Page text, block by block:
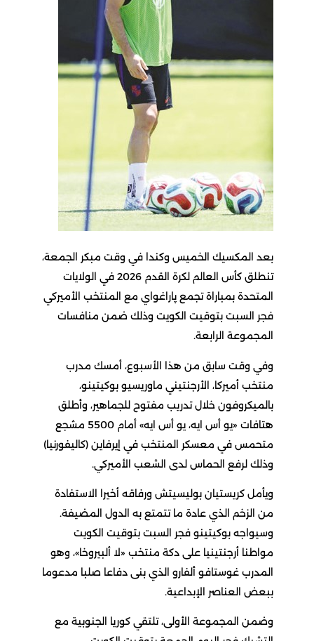
بعد المكسيك الخميس وكندا في وقت مبكر الجمعة،
تنطلق كأس العالم لكرة القدم 2026 في الولايات
المتحدة بمباراة تجمع پاراغواي مع المنتخب الأميركي
فجر السبت بتوقيت الكويت وذلك ضمن منافسات
المجموعة الرابعة.
وفي وقت سابق من هذا الأسبوع، أمسك مدرب
منتخب أميركا، الأرجنتيني ماوريسيو بوكيتينو،
بالميكروفون خلال تدريب مفتوح للجماهير، وأطلق
هتافات «يو أس ايه، يو أس ايه» أمام 5500 مشجع
متحمس في معسكر المنتخب في إيرفاين (كاليفورنيا)
وذلك لرفع الحماس لدى الشعب الأميركي.
ويأمل كريستيان بوليسيتش ورفاقه أخيرا الاستفادة
من الزخم الذي عادة ما تتمتع به الدول المضيفة.
وسيواجه بوكيتينو فجر السبت بتوقيت الكويت
مواطنا أرجنتينيا على دكة منتخب «لا ألبيروخا»، وهو
المدرب غوستافو ألفارو الذي بنى دفاعا صلبا مدعوما
ببعض العناصر الإبداعية.
وضمن المجموعة الأولى، تلتقي كوريا الجنوبية مع